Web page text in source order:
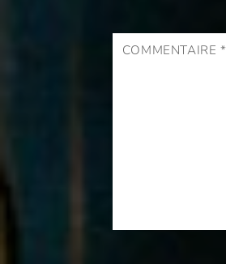
COMMENTAIRE*